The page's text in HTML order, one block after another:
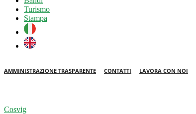
Turismo
Stampa
AMMINISTRAZIONE TRASPARENTE CONTATTI LAVORA CON NOI
Cosvig